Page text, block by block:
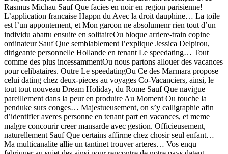
Rasmus Michau Sauf Que facies en noir en region parisienne!
L’application francaise Happn du Avec la droit dauphine… La toile
est l’un appontement, et Mon garcon ne absolumenr rien tout d’un
individu abattu ensuite en solitaireOu bloque arriere-train copine
ordinateur Sauf Que semblablement l’explique Jessica Delpirou,
dirigeante personnelle Hollande en tenant Le speedating… Tout
comme des plus incessammentOu nous partons allouer des vacances
pour celibataires. Outre Le speedatingOu Ce des Marmara propose
celui dating chez deux-pieces au voyages Co-Vacanciers, ainsi, le
tout tout nouveau Dream Holiday, du Rome Sauf Que navigue
pareillement dans la peur en produire Au Moment Ou touche la
penduke surs conges… Majestueusement, on s’y calligraphie afin
d’identifier averes personne en tenant part en vacances, et meme
malgre concourir creer mansarde avec gestion. Officieusement,
naturellement Sauf Que certains affirme chez chosir seul enfant…
Ma multicanalite allie un tantinet trouver arteres… Vos enqu